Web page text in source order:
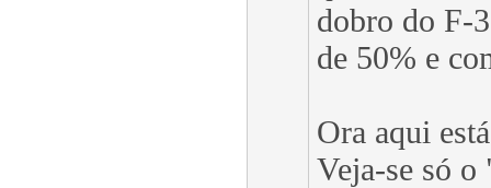
dobro do F-
de 50% e
Ora aqui
Veja-se só